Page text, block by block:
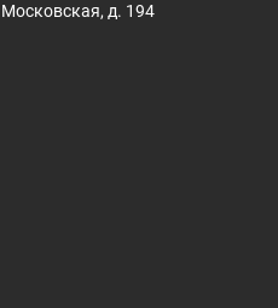
Московская, д. 194